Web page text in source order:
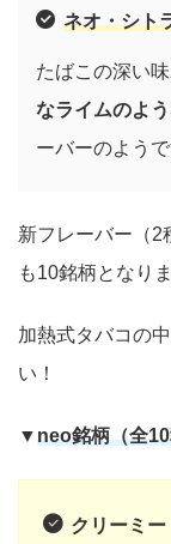
ネオ・シト
たばこの深い味
なライムのよ
ーバーのようで
新フレーバー（2
も10銘柄となりま
加熱式タバコの
い！
▼neo銘柄（全
クリーミー